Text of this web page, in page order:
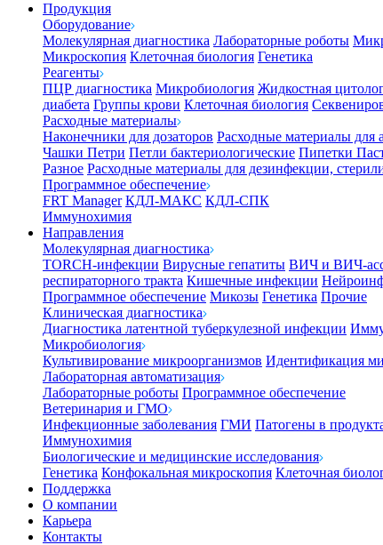
Продукция
Оборудование
Молекулярная диагностика Лабораторные роботы
Микроскопия Клеточная биология Генетика
Реагенты
ПЦР диагностика Микробиология Жидкостная
диабета Группы крови Клеточная биология
Расходные материалы
Наконечники для дозаторов Расходные материалы для
Чашки Петри Петли бактериологические Пипетки
Разное Расходные материалы для дезинфекции,
Программное обеспечение
FRT Manager КДЛ-МАКС КДЛ-СПК
Иммунохимия
Направления
Молекулярная диагностика
TORCH-инфекции Вирусные гепатиты ВИЧ и ВИЧ-
респираторного тракта Кишечные инфекции
Программное обеспечение Микозы Генетика Прочие
Клиническая диагностика
Диагностика латентной туберкулезной инфекции
Микробиология
Культивирование микроорганизмов Идентификация
Лабораторная автоматизация
Лабораторные роботы Программное обеспечение
Ветеринария и ГМО
Инфекционные заболевания ГМИ Патогены в
Иммунохимия
Биологические и медицинские исследования
Генетика Конфокальная микроскопия Клеточная
Поддержка
О компании
Карьера
Контакты